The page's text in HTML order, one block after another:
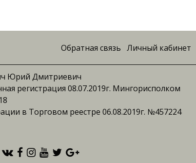
Обратная связь Личный кабинет
Юрий Дмитриевич
регистрация 08.07.2019г. Мингорисполком
в Торговом реестре 06.08.2019г. №457224